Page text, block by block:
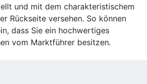
und mit dem charakteristischem
Rückseite versehen. So können
dass Sie ein hochwertiges
vom Marktführer besitzen.